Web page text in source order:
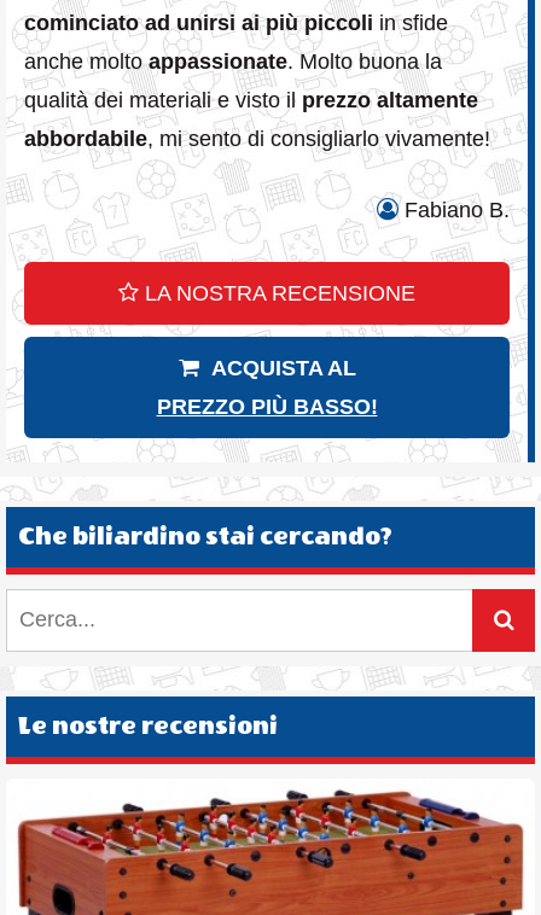
cominciato ad unirsi ai più piccoli in sfide
anche moltoappassionate. Molto buona la
qualità dei materiali e visto il prezzo altamente
abbordabile, mi sento di consigliarlo vivamente!
Fabiano B.
LA NOSTRA RECENSIONE
ACQUISTA AL
PREZZO PIÙ BASSO!
Che biliardino stai cercando?
Le nostre recensioni